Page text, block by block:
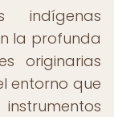
indígenas
la profunda
originarias
entorno que